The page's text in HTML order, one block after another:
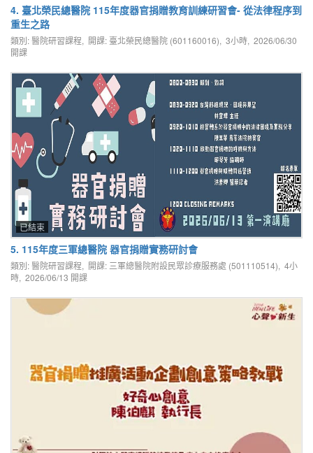
4. 臺北榮民總醫院 115年度器官捐贈教育訓練研習會- 從法律程序到
重生之路
類別: 醫院研習課程, 開課: 臺北榮民總醫院 (601160016), 3小時, 2026/06/30
開課
已結束
5. 115年度三軍總醫院 器官捐贈實務研討會
類別: 醫院研習課程, 開課: 三軍總醫院附設民眾診療服務處 (501110514), 4小
時, 2026/06/13 開課